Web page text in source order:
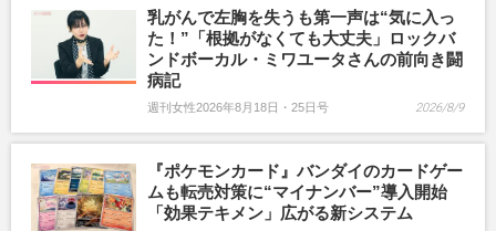
乳がんで左胸を失うも第一声は“気に入っ
た！”「根拠がなくても大丈夫」ロックバ
ンドボーカル・ミワユータさんの前向き闘
病記
週刊女性2026年8月18日・25日号 2026/8/9
『ポケモンカード』バンダイのカードゲー
ムも転売対策に“マイナンバー”導入開始
「効果テキメン」広がる新システム